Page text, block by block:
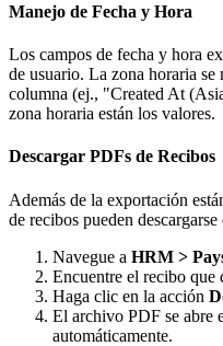
Manejo de Fecha y Hora
Los campos de fecha y hora
de usuario. La zona horaria se
columna (ej., "Created At
zona horaria están los valores.
Descargar PDFs de Recibos
Además de la exportación
de recibos pueden descargarse
Navegue a HRM >
Encuentre el recibo que
Haga clic en la acción
El archivo PDF se abre
automáticamente.